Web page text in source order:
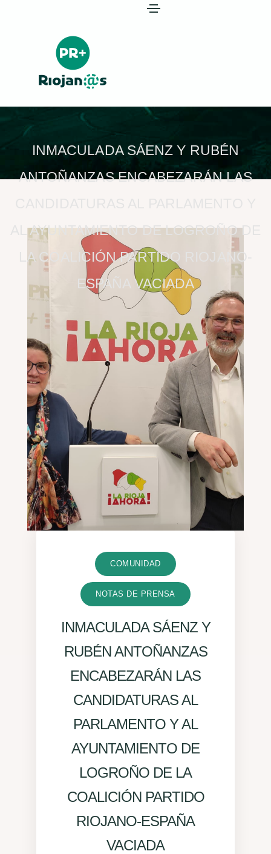
INMACULADA SÁENZ Y RUBÉN
ANTOÑANZAS ENCABEZARÁN LAS
AL AYUNTAMIENTO DE LOGROÑO DE
LA COALICIÓN PARTIDO RIOJANO-
ESPAÑA VACIADA
COMUNIDAD
NOTAS DE PRENSA
INMACULADA SÁENZ Y
RUBÉN ANTOÑANZAS
ENCABEZARÁN LAS
CANDIDATURAS AL
PARLAMENTO Y AL
AYUNTAMIENTO DE
LOGROÑO DE LA
COALICIÓN PARTIDO
RIOJANO-ESPAÑA
VACIADA